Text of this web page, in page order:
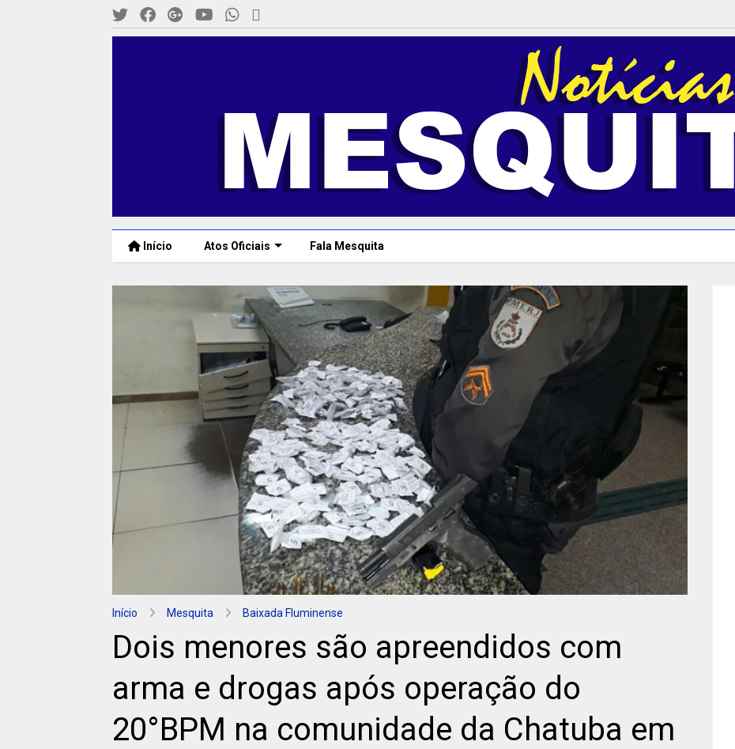
Início Atos Oficiais Fala Mesquita
Início Mesquita Baixada Fluminense
Dois menores são apreendidos com
arma e drogas após operação do
20°BPM na comunidade da Chatuba em